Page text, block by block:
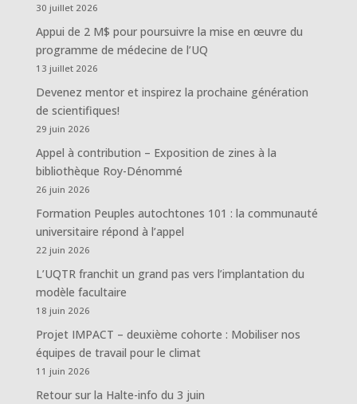
30 juillet 2026
Appui de 2 M$ pour poursuivre la mise en œuvre du
programme de médecine de l’UQ
13 juillet 2026
Devenez mentor et inspirez la prochaine génération
de scientifiques!
29 juin 2026
Appel à contribution – Exposition de zines à la
bibliothèque Roy-Dénommé
26 juin 2026
Formation Peuples autochtones 101 : la communauté
universitaire répond à l’appel
22 juin 2026
L’UQTR franchit un grand pas vers l’implantation du
modèle facultaire
18 juin 2026
Projet IMPACT – deuxième cohorte : Mobiliser nos
équipes de travail pour le climat
11 juin 2026
Retour sur la Halte-info du 3 juin